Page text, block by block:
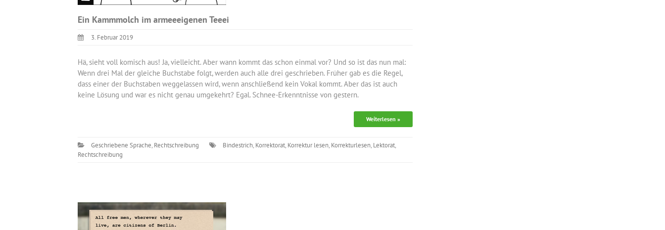
Ein Kammmolch im armeeeigenen Teeei
3. Februar 2019
Hä, sieht voll komisch aus! Ja, vielleicht. Aber wann kommt das schon einmal vor? Und so ist das nun mal:
Wenn drei Mal der gleiche Buchstabe folgt, werden auch alle drei geschrieben. Früher gab es die Regel,
dass einer der Buchstaben weggelassen wird, wenn anschließend kein Vokal kommt. Aber das ist auch
keine Lösung und war es nicht genau umgekehrt? Egal. Schnee-Erkenntnisse von gestern.
Weiterlesen »
Geschriebene Sprache, Rechtschreibung Bindestrich, Korrektorat, Korrektur lesen, Korrekturlesen, Lektorat,
Rechtschreibung